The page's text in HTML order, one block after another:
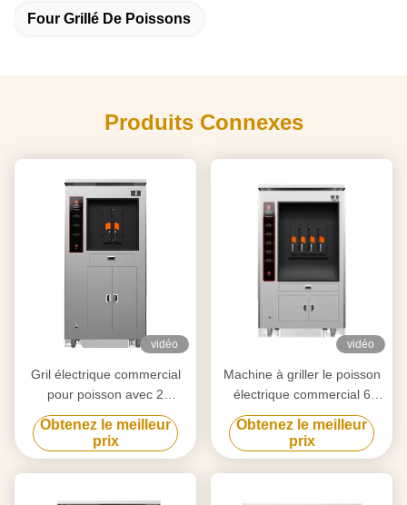
Four Grillé De Poissons
Produits Connexes
vidéo
Gril électrique commercial
pour poisson avec 2
compartiments 190KG
Obtenez le meilleur
prix
vidéo
Machine à griller le poisson
électrique commercial 6
compartiments 380KG
Obtenez le meilleur
prix